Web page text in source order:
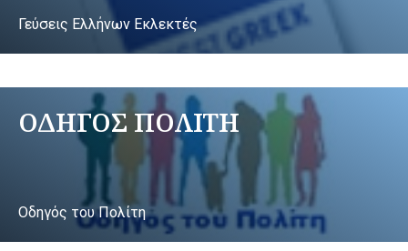
Γεύσεις Ελλήνων Εκλεκτές
ΟΔΗΓΟΣ ΠΟΛΙΤΗ
Οδηγός του Πολίτη